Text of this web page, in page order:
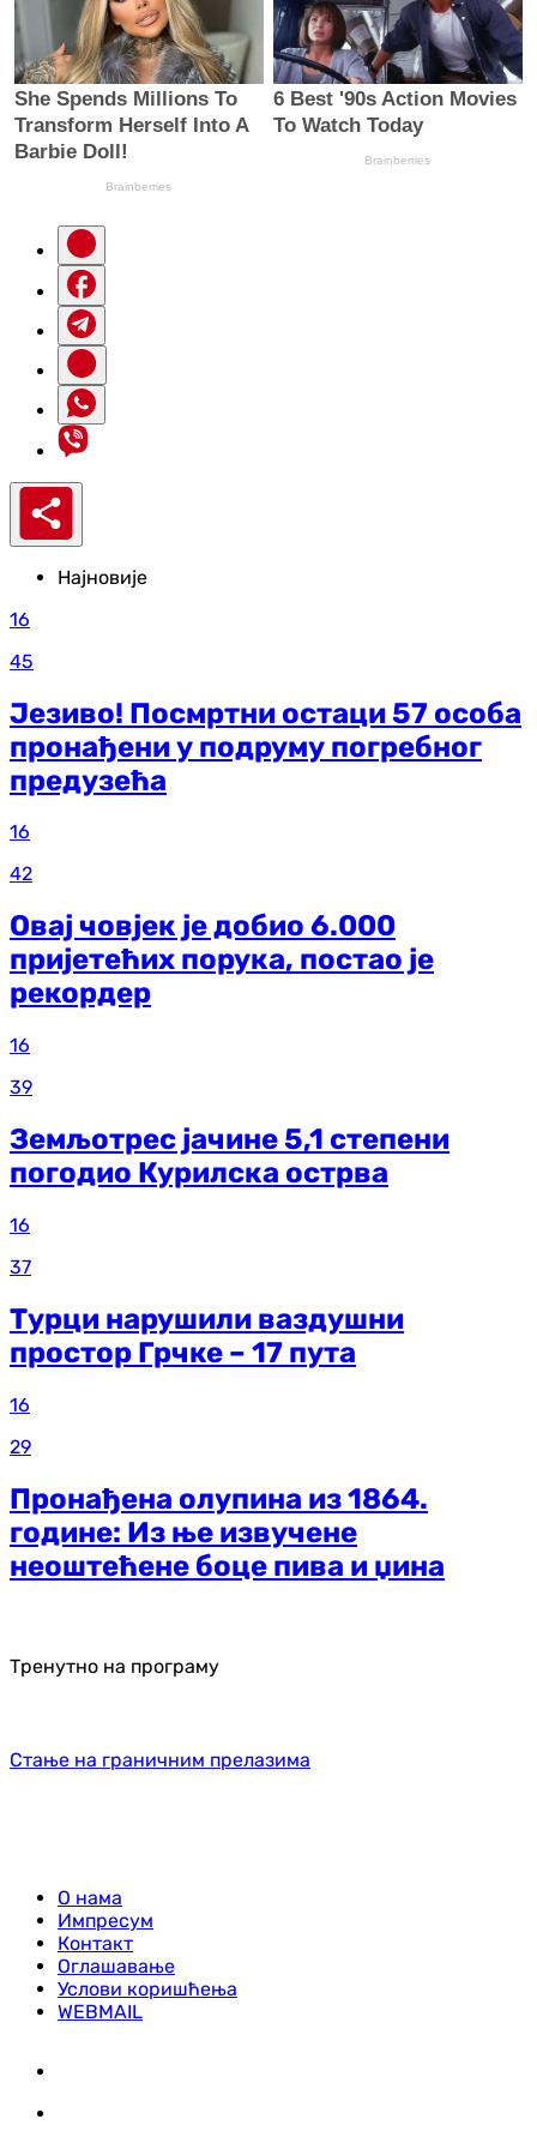
Најновије
16
45
Језиво! Посмртни остаци 57 особа
пронађени у подруму погребног
предузећа
16
42
Овај човјек је добио 6.000
пријетећих порука, постао је
рекордер
16
39
Земљотрес јачине 5,1 степени
погодио Курилска острва
16
37
Турци нарушили ваздушни
простор Грчке – 17 пута
16
29
Пронађена олупина из 1864.
године: Из ње извучене
неоштећене боце пива и џина
Тренутно на програму
Стање на граничним прелазима
О нама
Импресум
Контакт
Оглашавање
Услови коришћења
WEBMAIL